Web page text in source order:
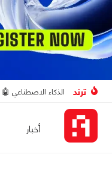
ترند الذكاء الاصطناعي 🤖
أخبار